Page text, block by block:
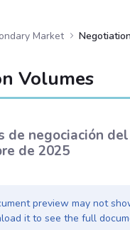
Market
Volumes
de negociación
de 2025
preview may not
it to see the full